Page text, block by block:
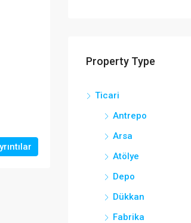
Property Type
Ticari
Antrepo
Arsa
Atölye
Depo
Dükkan
Fabrika